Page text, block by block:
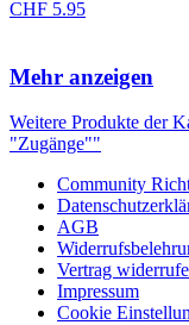
CHF 5.95
Mehr anzeigen
Weitere Produkte der
"Zugänge""
Community
AGB
Vertrag
Impressum
Cookie